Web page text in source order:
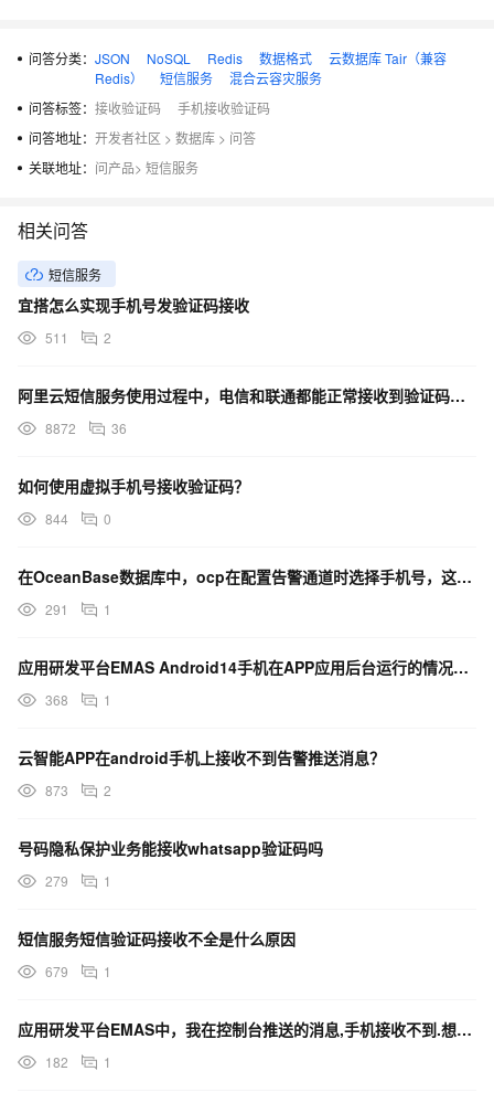
// 设置相关固定的参数
CommonRequest request = new CommonRequest();
request.setDomain("dysmsapi.aliyuncs.com");
request.setVersion("2017-05-25");
//设置发送相关的参数
request.putQueryParameter("PhoneNumbers",phone); //手机
request.putQueryParameter("SignName","测试专用模板");
request.putQueryParameter("TemplateParam",
try {
boolean success =
return success;
}catch(Exception e) {
}
问答分类： JSON NoSQL Redis 数据格式
云数据库 Tair（兼容
Redis）
短信服务
混合云容灾服务
问答标签： 接收验证码
手机接收验证码
问答地址： 开发者社区 > 数据库 > 问答
关联地址： 问产品> 短信服务
相关问答
短信服务
宜搭怎么实现手机号发验证码接收
511 2
阿里云短信服务使用过程中，电信和联通都能正常接收到验证码，移动却接收不到，已经一个多月了
8872 36
如何使用虚拟手机号接收验证码？
844 0
在OceanBase数据库中，ocp在配置告警通道时选择手机号，这个接收人字段是怎么定义的？
291 1
应用研发平台EMAS Android14手机在APP应用后台运行的情况下接收推送消息、通知严重延迟。
368 1
云智能APP在android手机上接收不到告警推送消息？
873 2
号码隐私保护业务能接收whatsapp验证码吗
279 1
短信服务短信验证码接收不全是什么原因
679 1
应用研发平台EMAS中，我在控制台推送的消息,手机接收不到.想咨询一下原因.
182 1